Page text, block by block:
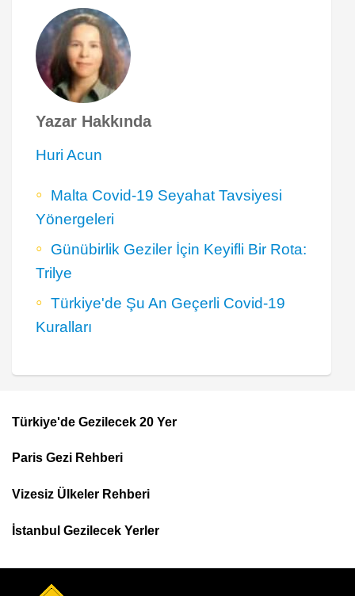
Yazar Hakkında
Huri Acun
Malta Covid-19 Seyahat Tavsiyesi
Yönergeleri
Günübirlik Geziler İçin Keyifli Bir Rota:
Trilye
Türkiye'de Şu An Geçerli Covid-19
Kuralları
Footer
Top
Menu
Türkiye'de Gezilecek 20 Yer
Paris Gezi Rehberi
Vizesiz Ülkeler Rehberi
İstanbul Gezilecek Yerler